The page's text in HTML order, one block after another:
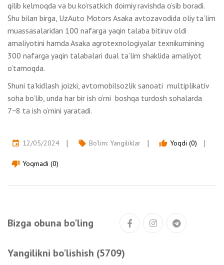
qilib kelmoqda va bu ko‘rsatkich doimiy ravishda o‘sib boradi.
Shu bilan birga, UzAuto Motors Asaka avtozavodida oliy ta’lim
muassasalaridan 100 nafarga yaqin talaba bitiruv oldi
amaliyotini hamda Asaka agrotexnologiyalar texnikumining
300 nafarga yaqin talabalari dual ta’lim shaklida amaliyot
o‘tamoqda.
Shuni ta’kidlash joizki, avtomobilsozlik sanoati multiplikativ
soha bo‘lib, unda har bir ish o‘rni boshqa turdosh sohalarda
7−8 ta ish o‘rnini yaratadi.
event 12/05/2024 local_offer Bo'lim: Yangiliklar thumb_up Yoqdi (0)
thumb_down Yoqmadi (0)
Bizga obuna bo'ling
Yangilikni bo'lishish (5709)